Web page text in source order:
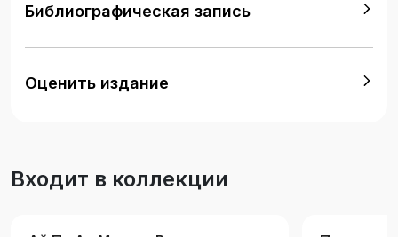
образования. Предназначено для студентов
дисциплину «Введение в проектную
деятельность». Может быть полезно
школьникам, учителям школ и преподавателям
Библиографическая запись
Оценить издание
Входит в коллекции